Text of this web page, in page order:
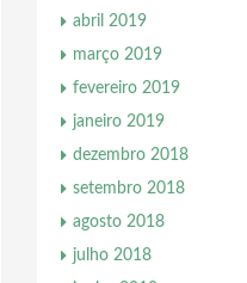
abril 2019
março 2019
fevereiro 2019
janeiro 2019
dezembro 2018
setembro 2018
agosto 2018
julho 2018